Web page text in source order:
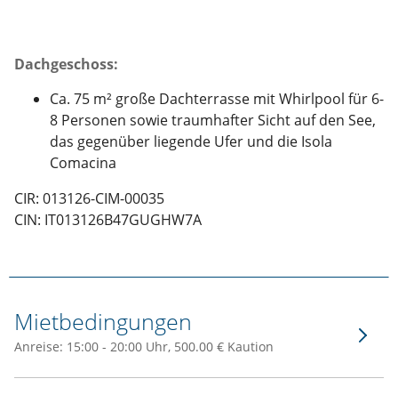
Dachgeschoss:
Ca. 75 m² große Dachterrasse mit Whirlpool für 6-
8 Personen sowie traumhafter Sicht auf den See,
das gegenüber liegende Ufer und die Isola
Comacina
CIR: 013126-CIM-00035
CIN: IT013126B47GUGHW7A
Mietbedingungen
Anreise: 15:00 - 20:00 Uhr, 500.00 € Kaution